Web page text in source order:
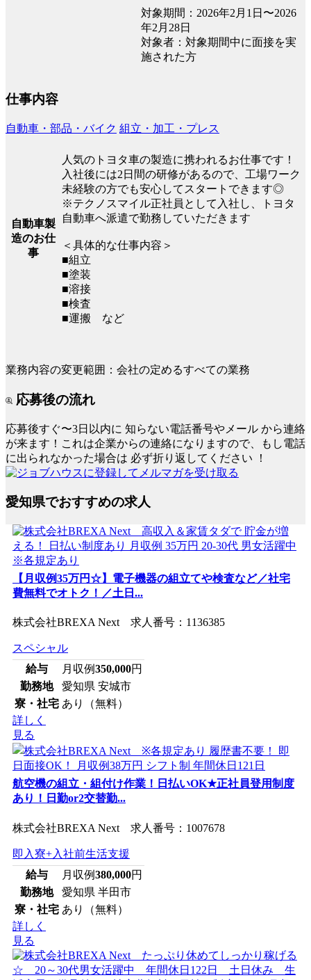
対象期間：2026年2月1日〜2026
年2月28日
対象者：対象期間中に面接を実
施された方
仕事内容
自動車・部品・バイク 組立・加工・プレス
自動車製
造のお仕
事
人気のトヨタ車の製造に携われるお仕事です！
入社後には2日間の研修があるので、工場ワーク
未経験の方でも安心してスタートできます◎
※テクノスマイル正社員として入社し、トヨタ
自動車へ派遣で勤務していただきます
＜具体的な仕事内容＞
■組立
■塗装
■溶接
■検査
■運搬 など
業務内容の変更範囲：会社の定めるすべての業務
応募後の流れ
応募後すぐ〜3日以内に 知らない電話番号やメール から連絡
が来ます！これは企業からの連絡になりますので、もし電話
に出られなかった場合は 必ず折り返してください ！
愛知県でおすすめの求人
【月収例35万円☆】電子機器の組立てや検査など／社宅
費無料でオトク！／土日...
株式会社BREXA Next 求人番号：1136385
スペシャル
給与
月収例350,000円
勤務地
愛知県 安城市
寮・社宅 あり（無料）
詳しく
見る
航空機の組立・組付け作業！日払いOK★正社員登用制度
あり！日勤or2交替勤...
株式会社BREXA Next 求人番号：1007678
即入寮+入社前生活支援
給与
月収例380,000円
勤務地
愛知県 半田市
寮・社宅 あり（無料）
詳しく
見る